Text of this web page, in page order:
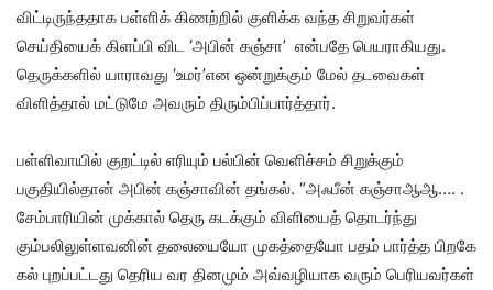
விட்டிருந்ததாக பள்ளிக் கிணற்றில் குளிக்க வந்த சிறுவர்கள்
செய்தியைக் கிளப்பி விட ‘அபின் கஞ்சா’ என்பதே பெயராகியது.
தெருக்களில் யாராவது ‘உமர்’என ஒன்றுக்கும் மேல் தடவைகள்
விளித்தால் மட்டுமே அவரும் திரும்பிப்பார்த்தார்.
பள்ளிவாயில் குறட்டில் எரியும் பல்பின் வெளிச்சம் சிறுக்கும்
பகுதியில்தான் அபின் கஞ்சாவின் தங்கல். “அஃபீன் கஞ்சாஆஆ…. .
சேம்பாரியின் முக்கால் தெரு கடக்கும் விளியைத் தொடர்ந்து
கும்பலிலுள்ளவனின் தலையையோ முகத்தையோ பதம் பார்த்த பிறகே
கல் புறப்பட்டது தெரிய வர தினமும் அவ்வழியாக வரும் பெரியவர்கள்